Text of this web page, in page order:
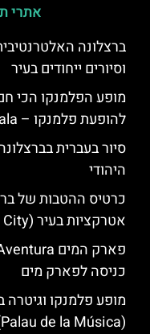
אתרי
ברצלונה
וסיורים ייחודים בעיר
מופע הפלמנקו הכי
להופעת פלמנקו – Gran Gala
סיור בעברית
היהודי
כרטיס ההטבות של
אטרקציות בעיר (Go City)
כניסה לפארק מים
מופע פלמנקו
(Palau de la Música)